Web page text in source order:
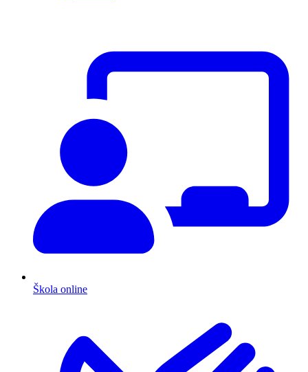
Škola online